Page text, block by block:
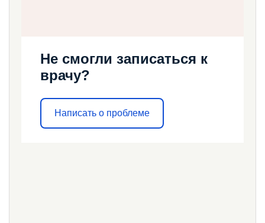
Не смогли записаться к
врачу?
Написать о проблеме